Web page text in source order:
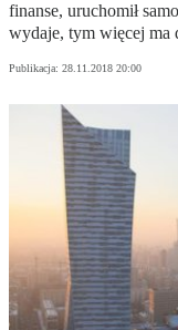
finanse, uruchomił
wydaje, tym więcej ma
Publikacja: 28.11.2018 20:00